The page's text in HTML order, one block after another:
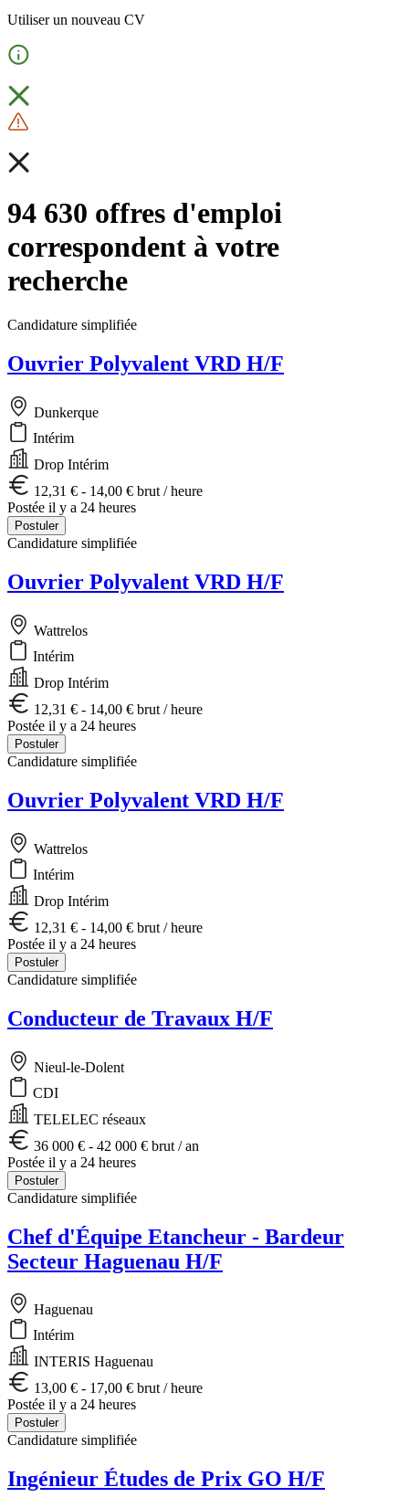
Utiliser un nouveau CV
94 630 offres d'emploi
correspondent à votre
recherche
Candidature simplifiée
Ouvrier Polyvalent VRD H/F
Dunkerque
Intérim
Drop Intérim
12,31 € - 14,00 € brut / heure
Postée il y a 24 heures
Postuler
Candidature simplifiée
Ouvrier Polyvalent VRD H/F
Wattrelos
Intérim
Drop Intérim
12,31 € - 14,00 € brut / heure
Postée il y a 24 heures
Postuler
Candidature simplifiée
Ouvrier Polyvalent VRD H/F
Wattrelos
Intérim
Drop Intérim
12,31 € - 14,00 € brut / heure
Postée il y a 24 heures
Postuler
Candidature simplifiée
Conducteur de Travaux H/F
Nieul-le-Dolent
CDI
TELELEC réseaux
36 000 € - 42 000 € brut / an
Postée il y a 24 heures
Postuler
Candidature simplifiée
Chef d'Équipe Etancheur - Bardeur
Secteur Haguenau H/F
Haguenau
Intérim
INTERIS Haguenau
13,00 € - 17,00 € brut / heure
Postée il y a 24 heures
Postuler
Candidature simplifiée
Ingénieur Études de Prix GO H/F